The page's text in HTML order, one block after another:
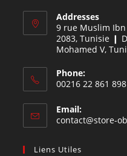
Addresses
9 rue Muslim Ibn
2083, Tunisie ❙
Mohamed V,
Phone:
00216 22 861 898
Email:
contact@store-
Liens Utiles